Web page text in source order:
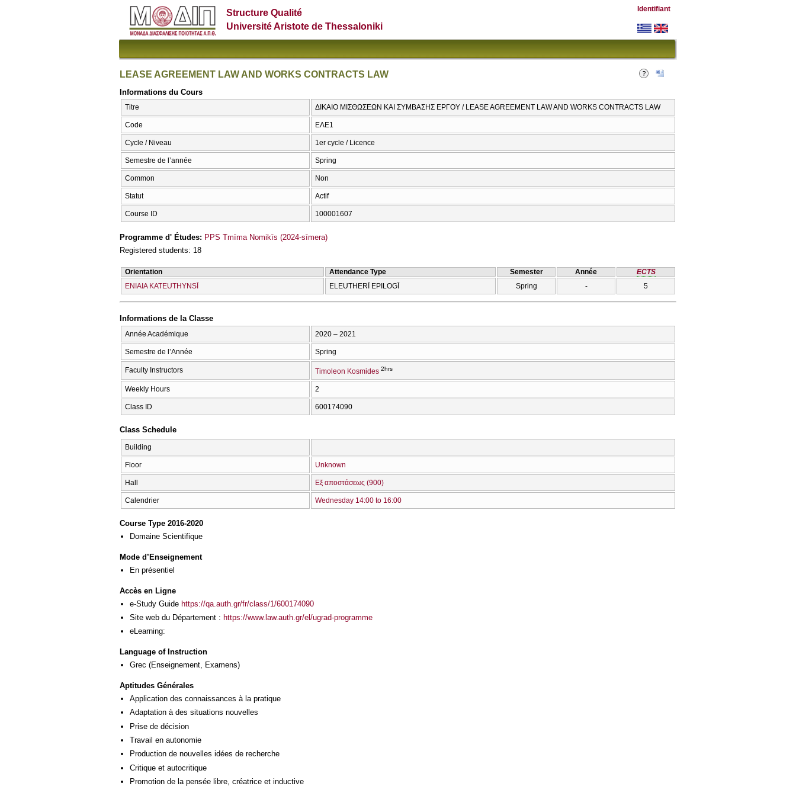
Structure Qualité
Université Aristote de Thessaloniki
Identifiant
LEASE AGREEMENT LAW AND WORKS CONTRACTS LAW
Informations du Cours
Titre ΔΙΚΑΙΟ ΜΙΣΘΩΣΕΩΝ ΚΑΙ ΣΥΜΒΑΣΗΣ ΕΡΓΟΥ / LEASE AGREEMENT LAW AND WORKS CONTRACTS LAW
Code ΕΛΕ1
Cycle / Niveau 1er cycle / Licence
Semestre de l’année Spring
Common Non
Statut Actif
Course ID 100001607
Programme d' Études: PPS Tmīma Nomikīs (2024-sīmera)
Registered students: 18
Orientation Attendance Type Semester Année
ECTS
ENIAIA KATEUTHYNSĪ
ELEUTHERĪ EPILOGĪ Spring - 5
Informations de la Classe
Année Académique 2020 – 2021
Semestre de l’Année Spring
Faculty Instructors Timoleon Kosmides 2hrs
Weekly Hours 2
Class ID 600174090
Class Schedule
Building
Floor Unknown
Hall Εξ αποστάσεως (900)
Calendrier Wednesday 14:00 to 16:00
Course Type 2016-2020
Domaine Scientifique
Mode d’Enseignement
En présentiel
Accès en Ligne
e-Study Guide https://qa.auth.gr/fr/class/1/600174090
Site web du Département : https://www.law.auth.gr/el/ugrad-programme
eLearning:
Language of Instruction
Grec (Enseignement, Examens)
Aptitudes Générales
Application des connaissances à la pratique
Adaptation à des situations nouvelles
Prise de décision
Travail en autonomie
Production de nouvelles idées de recherche
Critique et autocritique
Promotion de la pensée libre, créatrice et inductive